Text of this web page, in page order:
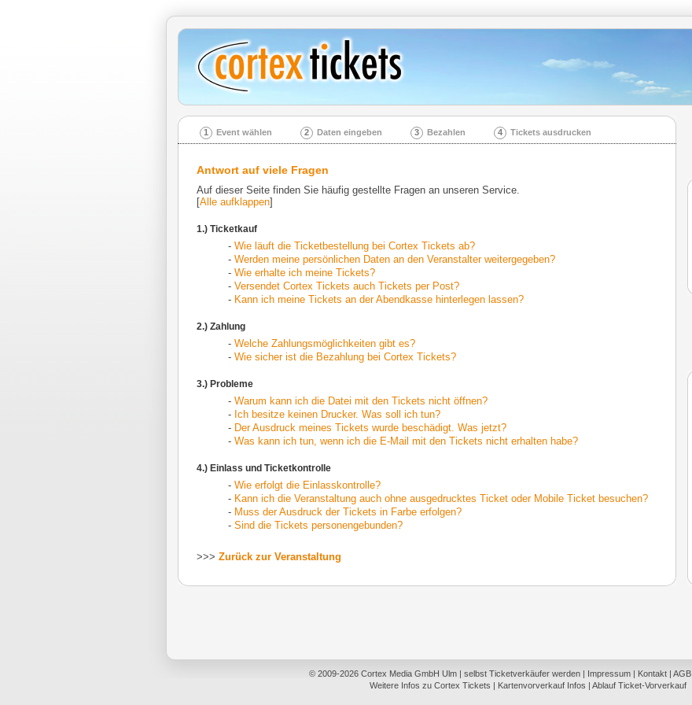
1 Event wählen 2 Daten eingeben 3 Bezahlen 4 Tickets ausdrucken
Antwort auf viele Fragen
Auf dieser Seite finden Sie häufig gestellte Fragen an unseren Service.
[Alle aufklappen]
1.) Ticketkauf
- Wie läuft die Ticketbestellung bei Cortex Tickets ab?
- Werden meine persönlichen Daten an den Veranstalter weitergegeben?
- Wie erhalte ich meine Tickets?
- Versendet Cortex Tickets auch Tickets per Post?
- Kann ich meine Tickets an der Abendkasse hinterlegen lassen?
2.) Zahlung
- Welche Zahlungsmöglichkeiten gibt es?
- Wie sicher ist die Bezahlung bei Cortex Tickets?
3.) Probleme
- Warum kann ich die Datei mit den Tickets nicht öffnen?
- Ich besitze keinen Drucker. Was soll ich tun?
- Der Ausdruck meines Tickets wurde beschädigt. Was jetzt?
- Was kann ich tun, wenn ich die E-Mail mit den Tickets nicht erhalten habe?
4.) Einlass und Ticketkontrolle
- Wie erfolgt die Einlasskontrolle?
- Kann ich die Veranstaltung auch ohne ausgedrucktes Ticket oder Mobile Ticket besuchen?
- Muss der Ausdruck der Tickets in Farbe erfolgen?
- Sind die Tickets personengebunden?
>>> Zurück zur Veranstaltung
© 2009-2026 Cortex Media GmbH Ulm | selbst Ticketverkäufer werden | Impressum | Kontakt | AGB
Weitere Infos zu Cortex Tickets | Kartenvorverkauf Infos | Ablauf Ticket-Vorverkauf